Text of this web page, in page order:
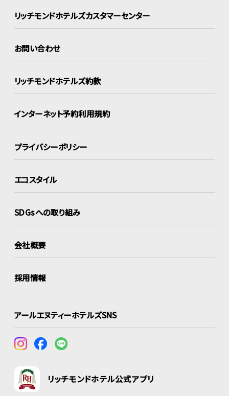
リッチモンドホテルズカスタマーセンター
お問い合わせ
リッチモンドホテルズ約款
インターネット予約利用規約
プライバシーポリシー
エコスタイル
SDGsへの取り組み
会社概要
採用情報
アールエヌティーホテルズSNS
リッチモンドホテル公式アプリ